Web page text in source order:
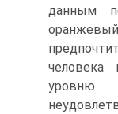
данным